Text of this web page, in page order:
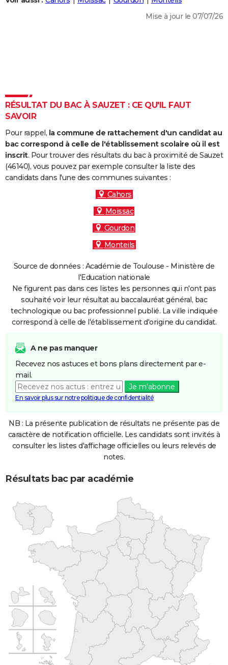
DICTIONNAIRE
Dictionnaire
Biographies
Citations
Expressions
Proverbes
PROGRAMME TV
COPAINS D'AVANT
S'inscrire
Se connecter
Lycées
Collèges
Primaires
Universités
Entreprises
Service militaire
Avis de recherche
AVIS DE DÉCÈS
FORUM
Mise à jour le 07/07/26
RÉSULTAT DU BAC À SAUZET : CE QU'IL FAUT
SAVOIR
Pour rappel, la commune de rattachement d'un candidat au
bac correspond à celle de l'établissement scolaire où il est
inscrit. Pour trouver des résultats du bac à proximité de Sauzet
(46140), vous pouvez par exemple consulter la liste des
candidats dans l'une des communes suivantes :
Cahors
Moissac
Gourdon
Monteils
Source de données : Académie de Toulouse - Ministère de
l'Education nationale
Ne figurent pas dans ces listes les personnes qui n'ont pas
souhaité voir leur résultat au baccalauréat général, bac
technologique ou bac professionnel publié. La ville indiquée
correspond à celle de l'établissement d'origine du candidat.
A ne pas manquer
Recevez nos astuces et bons plans directement par e-
mail.
Je m'abonne
En savoir plus sur notre politique de confidentialité
NB : La présente publication de résultats ne présente pas de
caractère de notification officielle. Les candidats sont invités à
consulter les listes d'affichage officielles ou leurs relevés de
notes.
Résultats bac par académie